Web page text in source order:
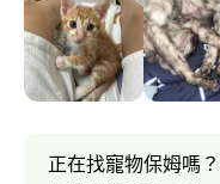
正在找寵物保姆嗎？